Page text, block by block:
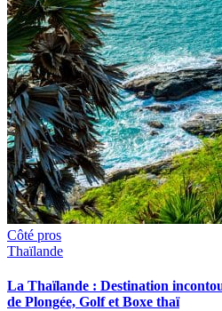
Côté pros
Thaïlande
La Thaïlande : Destination
de Plongée, Golf et Boxe thaï